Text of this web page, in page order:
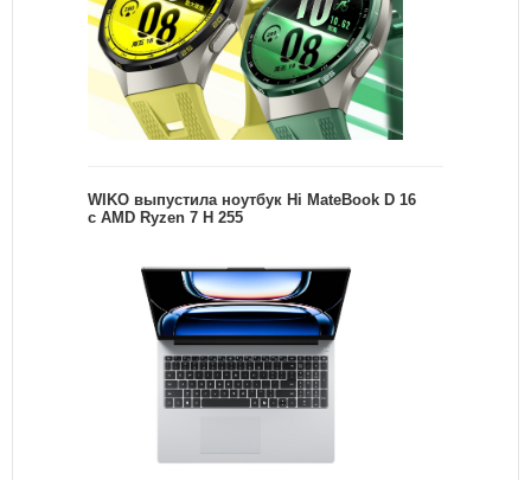
WIKO выпустила ноутбук Hi MateBook D 16
с AMD Ryzen 7 H 255